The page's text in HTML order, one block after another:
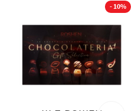
цял лешник. Този тип
на класическите
и
ядки , като предлагат
вкусово изживяване.
- 10%